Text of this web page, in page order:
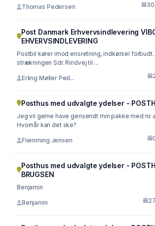
Thomas Pedersen
Post Danmark Erhvervsindlevering
EHVERVSINDLEVERING
Postbil kører imod ensretning, indkørsel
strækningen Sdr. Rindvej til ...
Erling Møller Ped...
Posthus med udvalgte ydelser -
Jeg vil gerne have gensendt min pakke med nr.
Hvornår kan det ske?
Flemming Jensen
Posthus med udvalgte ydelser -
BRUGSEN
Benjamin
Benjamin